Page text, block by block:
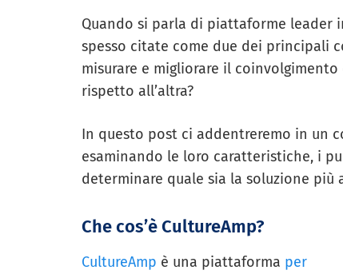
Quando si parla di piattaforme leader
spesso citate come due dei principali
misurare e migliorare il
rispetto all’altra?
In questo post ci addentreremo in un
esaminando le loro caratteristiche, i
determinare quale sia la soluzione più
Che cos’è CultureAmp?
CultureAmp è una piattaforma per